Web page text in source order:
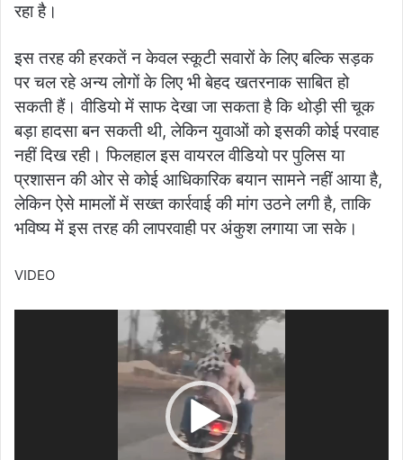
रहा है।
इस तरह की हरकतें न केवल स्कूटी सवारों के लिए बल्कि सड़क
पर चल रहे अन्य लोगों के लिए भी बेहद खतरनाक साबित हो
सकती हैं। वीडियो में साफ देखा जा सकता है कि थोड़ी सी चूक
बड़ा हादसा बन सकती थी, लेकिन युवाओं को इसकी कोई परवाह
नहीं दिख रही। फिलहाल इस वायरल वीडियो पर पुलिस या
प्रशासन की ओर से कोई आधिकारिक बयान सामने नहीं आया है,
लेकिन ऐसे मामलों में सख्त कार्रवाई की मांग उठने लगी है, ताकि
भविष्य में इस तरह की लापरवाही पर अंकुश लगाया जा सके।
VIDEO